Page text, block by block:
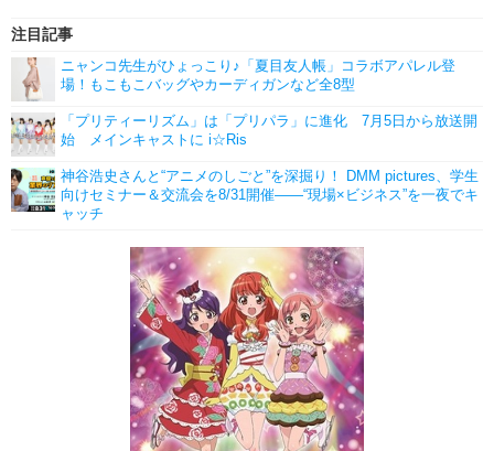
注目記事
ニャンコ先生がひょっこり♪「夏目友人帳」コラボアパレル登
場！もこもこバッグやカーディガンなど全8型
「プリティーリズム」は「プリパラ」に進化 7月5日から放送開
始 メインキャストに i☆Ris
神谷浩史さんと“アニメのしごと”を深掘り！ DMM pictures、学生
向けセミナー＆交流会を8/31開催――“現場×ビジネス”を一夜でキ
ャッチ